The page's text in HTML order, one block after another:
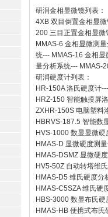
研润金相显微镜列表：
4XB 双目倒置金相显
200 三目正置金相显微
MMAS-6 金相显微测
统--- MMAS-16 金相显
量分析系统--- MMAS-
研润硬度计列表：
HR-150A 洛氏硬度计
HRZ-150 智能触摸屏
ZXHR-150S 电脑塑料
HBRVS-187.5 智能数
HVS-1000 数显显微硬
HMAS-D 显微硬度测
HMAS-DSMZ 显微硬
HV5-50Z 自动转塔维
HMAS-D5 维氏硬度分
HMAS-C5SZA 维氏硬
HBS-3000 数显布氏硬
HMAS-HB 便携式布氏